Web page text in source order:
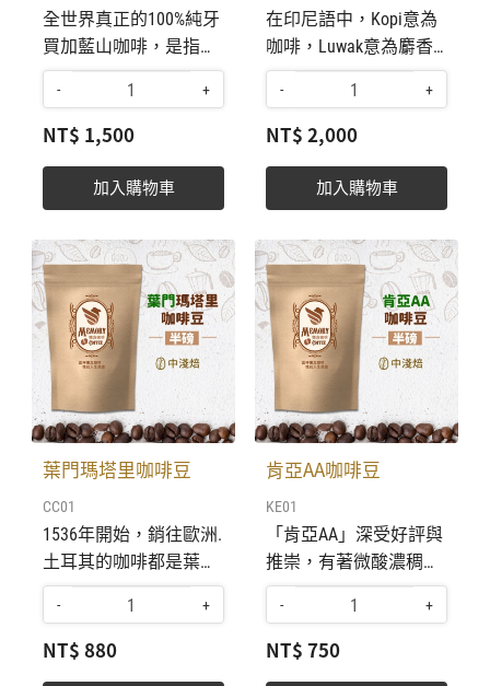
懷念咖啡，憶起人生旅
途中〜讓人念念不忘，
永久甜蜜的懷念。
香醇可口的咖啡。 烘焙
後30天內享用，享有最
新鮮，最美好，香醇品
味。 烘焙後7天內，咖
啡豆尚在呼吸變化， 保
冷藏，尚有原始的咖啡
風味。 90-93°C熱開水
沖泡，獲取最佳原始品
味。 這杯懷念咖啡，憶
起人生旅途中〜讓人念
念不忘，永久甜蜜的懷
念。
存。烘焙出最新鮮，香
醇可口的咖啡。 烘焙後
30天內享用，享有最新
鮮，最美好，香醇品
味。 烘焙後7天內，咖
存期限約為1年，密封
冷藏，尚有原始的咖啡
風味。 90-93°C熱開水
沖泡，獲取最佳原始品
味。 這杯懷念咖啡，憶
起人生旅途中〜讓人念
念不忘，永久甜蜜的懷
念。
全世界真正的100%純牙
買加藍山咖啡，是指牙
買加東部藍山山脈，經
牙買加政府界定之範圍
內所生產的咖啡，才能
咖啡。 統一售價； 1/4
磅113克 台幣 1500元。
收到訂單及費用，即刻
安排最佳烘焙，約3〜5
天新鮮成品寄出送達。
航向世界網購平台，敦
請上島咖啡陳建成老師
傅合作，烘焙出最新
鮮，香醇可口的咖啡。
並將與航向世界貴賓一
同分享。 全部精選單品
莊園咖啡豆，生豆保有
最佳環境溫度保存。烘
焙出最新鮮，香醇可口
的咖啡。 烘焙後30天內
享用，享有最新鮮，最
美好，香醇品味。 烘焙
後7天內，咖啡豆尚在
- +
NT$ 1,500
加入購物車
在印尼語中，Kopi意為
咖啡，Luwak意為麝香
貓，故叫「麝香貓咖
啡」。在印度尼西亞的
年產量僅500公斤。乃
一。 統一售價； 1/4磅
113克 台幣2000元。 收
到訂單及費用，即刻安
排最佳烘焙，約3〜5天
新鮮成品寄出送達。 航
向世界網購平台，敦請
上島咖啡陳建成老師傅
合作，烘焙出最新鮮，
香醇可口的咖啡。並將
與航向世界貴賓一同分
享。 全部精選單品莊園
咖啡豆，生豆保有最佳
環境溫度保存。烘焙出
最新鮮，香醇可口的咖
啡。 烘焙後30天內享
用，享有最新鮮，最美
好，香醇品味。 烘焙後
7天內，咖啡豆尚在呼
- +
NT$ 2,000
加入購物車
葉門瑪塔里咖啡豆
CC01
1536年開始，銷往歐洲.
土耳其的咖啡都是葉門
咖啡。葉門傳承老祖宗
的智慧，將咖啡樹栽種
在山谷陡坡梯田，擁有
- +
NT$ 880
肯亞AA咖啡豆
KE01
「肯亞AA」深受好評與
推崇，有著微酸濃稠的
香味，很受歐洲人的喜
愛，尤其在英國，肯亞
咖啡更超越了哥斯大黎
- +
NT$ 750